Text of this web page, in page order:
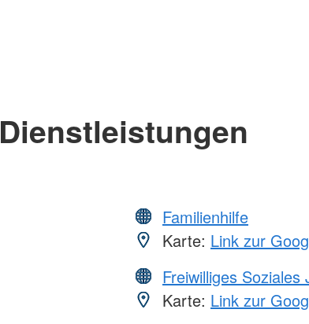
Dienstleistungen
Familienhilfe
Karte: Link zur
Freiwilliges Soziales
Karte: Link zur